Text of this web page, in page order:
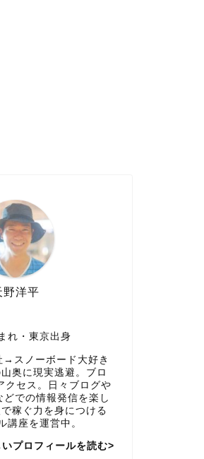
野洋平
れ・東京出身
→スノーボード大好き
奥に現実逃避。ブロ
クセス。日々ブログや
での情報発信を楽し
稼ぐ力を身につける
講座を運営中。
いプロフィールを読む>